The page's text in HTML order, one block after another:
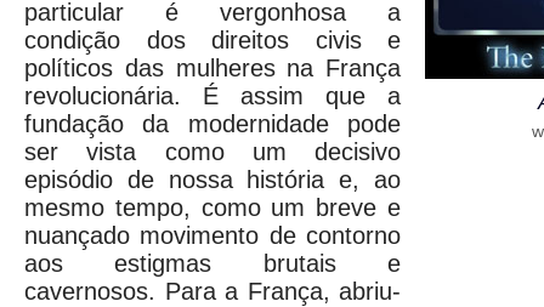
particular é vergonhosa a
condição dos direitos civis e
políticos das mulheres na França
revolucionária. É assim que a
fundação da modernidade pode
ser vista como um decisivo
episódio de nossa história e, ao
mesmo tempo, como um breve e
nuançado movimento de contorno
aos estigmas brutais e
cavernosos. Para a França, abriu-